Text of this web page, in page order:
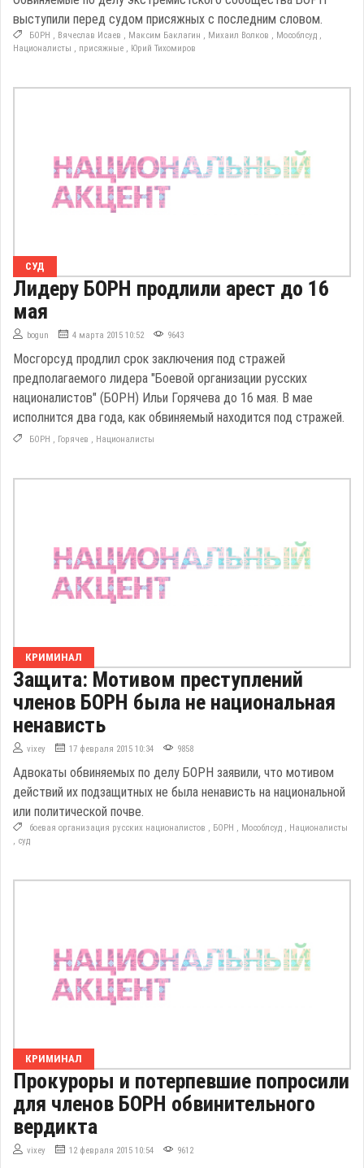
выступили перед судом присяжных с последним словом.
БОРН , Вячеслав Исаев , Максим Баклагин , Михаил Волков , Мособлсуд ,
Националисты , присяжные , Юрий Тихомиров
СУД
Лидеру БОРН продлили арест до 16
мая
bogun 4 марта 2015 10:52 9643
Мосгорсуд продлил срок заключения под стражей
предполагаемого лидера "Боевой организации русских
националистов" (БОРН) Ильи Горячева до 16 мая. В мае
исполнится два года, как обвиняемый находится под стражей.
БОРН , Горячев , Националисты
КРИМИНАЛ
Защита: Мотивом преступлений
членов БОРН была не национальная
ненависть
vixey 17 февраля 2015 10:34 9858
Адвокаты обвиняемых по делу БОРН заявили, что мотивом
действий их подзащитных не была ненависть на национальной
или политической почве.
боевая организация русских националистов , БОРН , Мособлсуд , Националисты
, суд
КРИМИНАЛ
Прокуроры и потерпевшие попросили
для членов БОРН обвинительного
вердикта
vixey 12 февраля 2015 10:54 9612